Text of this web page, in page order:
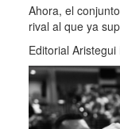
Ahora, el
rival al que ya
Editorial Aristegui